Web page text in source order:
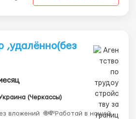
,удалённо(без
(Черкассы)
в нашей